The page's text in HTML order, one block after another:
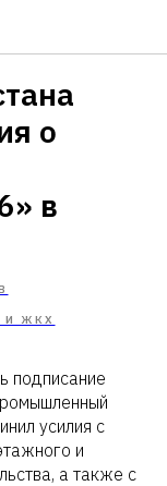
о
в
И ЖКХ
подписание
усилия с
и
а также с